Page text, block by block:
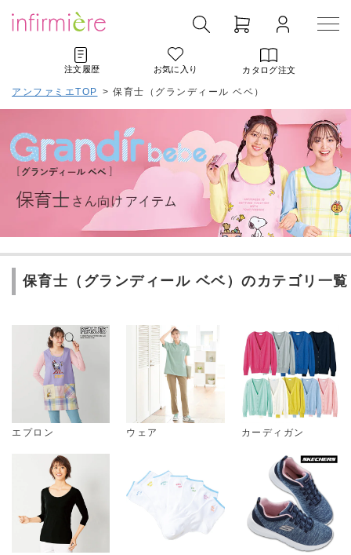
注文履歴 お気に入り カタログ注文
アンファミエTOP > 保育士（グランディール ベベ）
保育士（グランディール ベベ）のカテゴリ一覧
エプロン ウェア カーディガン